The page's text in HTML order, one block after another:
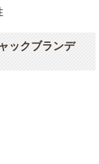
ックブランデ